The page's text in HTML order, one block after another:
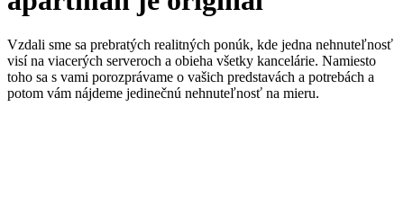
Vzdali sme sa prebratých realitných ponúk, kde jedna nehnuteľnosť
visí na viacerých serveroch a obieha všetky kancelárie. Namiesto
toho sa s vami porozprávame o vašich predstavách a potrebách a
potom vám nájdeme jedinečnú nehnuteľnosť na mieru.